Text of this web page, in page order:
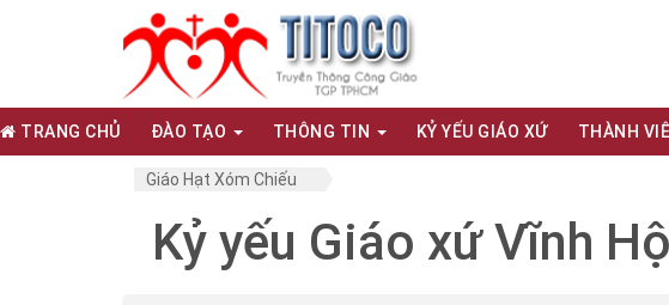
TRANG CHỦ ĐÀO TẠO THÔNG TIN KỶ YẾU GIÁO XỨ THÀNH
Giáo Hạt Xóm Chiếu
Kỷ yếu Giáo xứ Vĩnh